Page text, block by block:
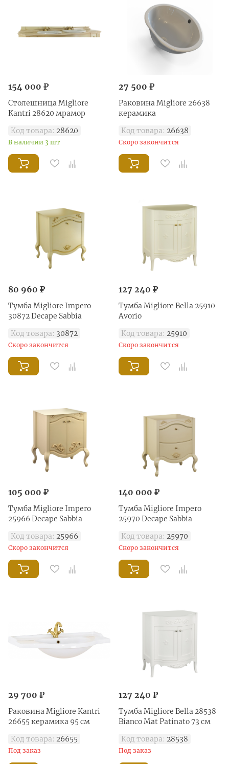
154 000 ₽
Столешница Migliore
Kantri 28620 мрамор
Код товара: 28620
В наличии 3 шт
27 500 ₽
Раковина Migliore 26638
керамика
Код товара: 26638
Скоро закончится
80 960 ₽
Тумба Migliore Impero
30872 Decape Sabbia
Код товара: 30872
Скоро закончится
127 240 ₽
Тумба Migliore Bella 25910
Avorio
Код товара: 25910
Скоро закончится
105 000 ₽
Тумба Migliore Impero
25966 Decape Sabbia
Код товара: 25966
Скоро закончится
140 000 ₽
Тумба Migliore Impero
25970 Decape Sabbia
Код товара: 25970
Скоро закончится
29 700 ₽
Раковина Migliore Kantri
26655 керамика 95 см
Код товара: 26655
Под заказ
127 240 ₽
Тумба Migliore Bella 28538
Bianco Mat Patinato 73 см
Код товара: 28538
Под заказ